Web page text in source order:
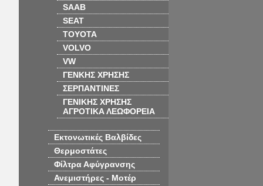
SAAB
SEAT
TOYOTA
VOLVO
VW
ΓΕΝΚΗΣ ΧΡΗΣΗΣ
ΣΕΡΠΑΝΤΙΝΕΣ
ΓΕΝΙΚΗΣ ΧΡΗΣΗΣ
ΑΓΡΟΤΙΚΑ ΛΕΩΦΟΡΕΙΑ
Εκτονωτικές Βαλβίδες
Θερμοστάτες
Φίλτρα Αφύγρανσης
Ανεμιστήρες - Μοτέρ